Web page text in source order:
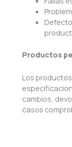
Productos
Los
cambios,
casos